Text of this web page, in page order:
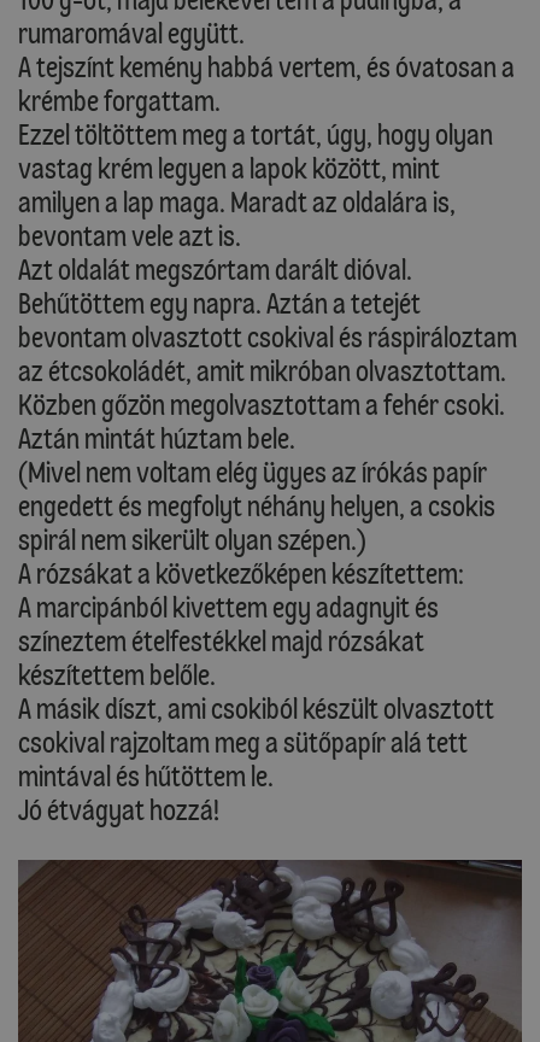
rumaromával együtt.
A tejszínt kemény habbá vertem, és óvatosan a
krémbe forgattam.
Ezzel töltöttem meg a tortát, úgy, hogy olyan
vastag krém legyen a lapok között, mint
amilyen a lap maga. Maradt az oldalára is,
bevontam vele azt is.
Azt oldalát megszórtam darált dióval.
Behűtöttem egy napra. Aztán a tetejét
bevontam olvasztott csokival és ráspiráloztam
az étcsokoládét, amit mikróban olvasztottam.
Közben gőzön megolvasztottam a fehér csoki.
Aztán mintát húztam bele.
(Mivel nem voltam elég ügyes az írókás papír
engedett és megfolyt néhány helyen, a csokis
spirál nem sikerült olyan szépen.)
A rózsákat a következőképen készítettem:
A marcipánból kivettem egy adagnyit és
színeztem ételfestékkel majd rózsákat
készítettem belőle.
A másik díszt, ami csokiból készült olvasztott
csokival rajzoltam meg a sütőpapír alá tett
mintával és hűtöttem le.
Jó étvágyat hozzá!